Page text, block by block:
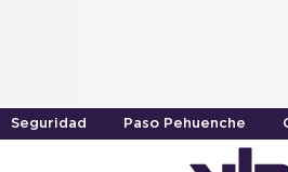
Seguridad Paso Pehuenche